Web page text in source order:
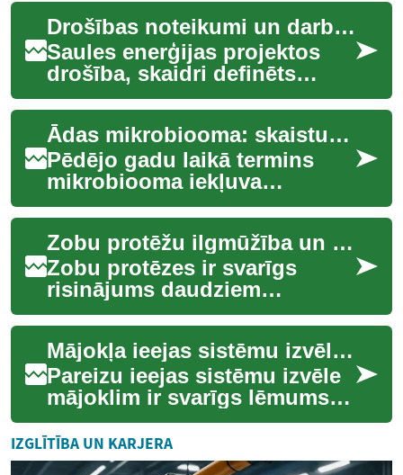
Drošības noteikumi un darba process saules enerģijas projektos
Saules enerģijas projektos
drošība, skaidri definēts
darba process un kvalificēts
personāls ir izšķiroši, lai
nodroši...
Ādas mikrobiooma: skaistuma zinātne un prakse
Pēdējo gadu laikā termins
mikrobiooma iekļuva
skaistuma sarunās kā jauns
skaistumkopšanas ceļvedis
— tas sola sapratn...
Zobu protēžu ilgmūžība un uzturēšana
Zobu protēzes ir svarīgs
risinājums daudziem
cilvēkiem, kas saskaras ar
zobu zaudēšanu, palīdzot
atjaunot ne tikai sm...
Mājokļa ieejas sistēmu izvēles vadlīnijas
Pareizu ieejas sistēmu izvēle
mājoklim ir svarīgs lēmums,
kas ietekmē ne tikai ēkas
estētiku, bet arī tās drošību,
en...
IZGLĪTĪBA UN KARJERA